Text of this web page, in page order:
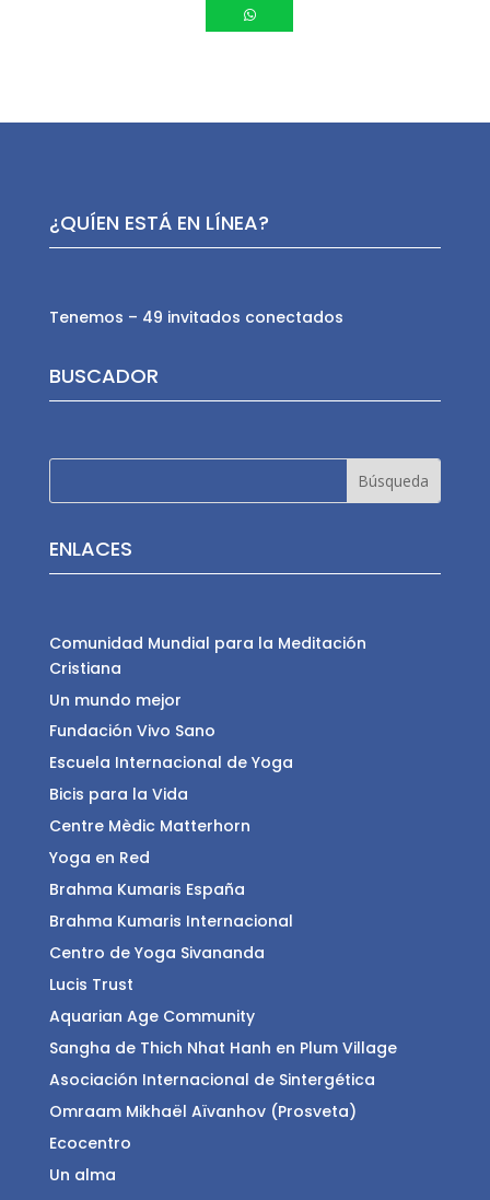
¿QUÍEN ESTÁ EN LÍNEA?
Tenemos – 49 invitados conectados
BUSCADOR
ENLACES
Comunidad Mundial para la Meditación
Cristiana
Un mundo mejor
Fundación Vivo Sano
Escuela Internacional de Yoga
Bicis para la Vida
Centre Mèdic Matterhorn
Yoga en Red
Brahma Kumaris España
Brahma Kumaris Internacional
Centro de Yoga Sivananda
Lucis Trust
Aquarian Age Community
Sangha de Thich Nhat Hanh en Plum Village
Asociación Internacional de Sintergética
Omraam Mikhaël Aïvanhov (Prosveta)
Ecocentro
Un alma